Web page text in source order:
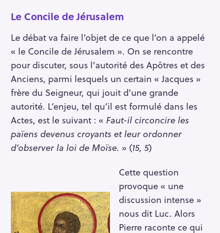
Le Concile de Jérusalem
Le débat va faire l’objet de ce que l’on a appelé
« le Concile de Jérusalem ». On se rencontre
pour discuter, sous l’autorité des Apôtres et des
Anciens, parmi lesquels un certain « Jacques »
frère du Seigneur, qui jouit d’une grande
autorité. L’enjeu, tel qu’il est formulé dans les
Actes, est le suivant : « Faut-il circoncire les
païens devenus croyants et leur ordonner
d’observer la loi de Moïse. » (15, 5)
Cette question
provoque « une
discussion intense »
nous dit Luc. Alors
Pierre raconte ce qui